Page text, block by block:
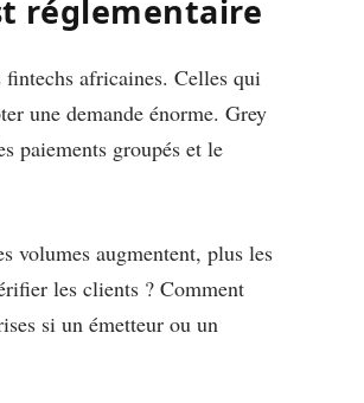
réglementaire
fintechs africaines. Celles qui
une demande énorme. Grey
paiements groupés et le
volumes augmentent, plus les
les clients ? Comment
si un émetteur ou un